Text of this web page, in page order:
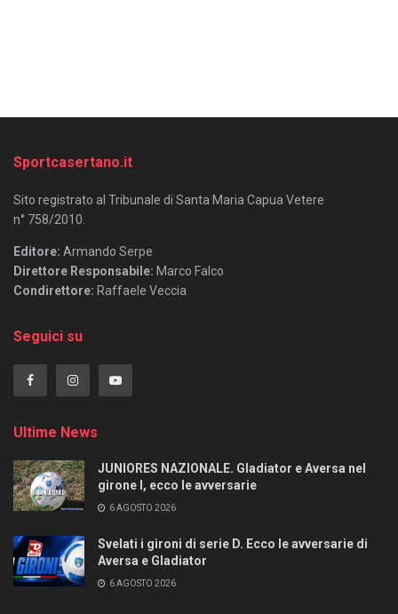
Sportcasertano.it
Sito registrato al Tribunale di Santa Maria Capua Vetere
n° 758/2010.
Editore: Armando Serpe
Direttore Responsabile: Marco Falco
Condirettore: Raffaele Veccia
Seguici su
Ultime News
JUNIORES NAZIONALE. Gladiator e Aversa nel
girone I, ecco le avversarie
6 AGOSTO 2026
Svelati i gironi di serie D. Ecco le avversarie di
Aversa e Gladiator
6 AGOSTO 2026